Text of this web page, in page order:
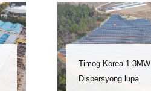
Timog Korea 1.3MW
Dispersyong lupa